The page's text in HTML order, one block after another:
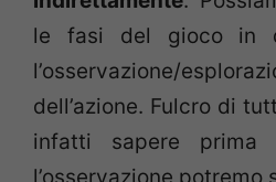
le fasi del gioco in
l’osservazione/
dell’azione. Fulcro di
infatti sapere prima